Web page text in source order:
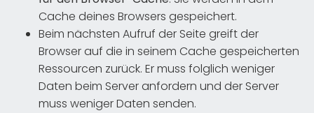
Cache deines Browsers gespeichert.
Beim nächsten Aufruf der Seite greift der
Browser auf die in seinem Cache gespeicherten
Ressourcen zurück. Er muss folglich weniger
Daten beim Server anfordern und der Server
muss weniger Daten senden.